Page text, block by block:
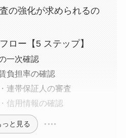
の強化が求められるの
ロー【5 ステップ】
一次確認
負担率の確認
連帯保証人の審査
信用情報の確認
っと見る